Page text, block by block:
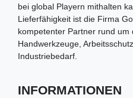
bei global Playern mithalten
Lieferfähigkeit ist die Firma
kompetenter Partner rund um
Handwerkzeuge,
Industriebedarf.
INFORMATIONEN